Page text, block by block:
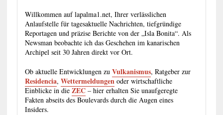
Willkommen auf lapalma1.net, Ihrer verlässlichen
Anlaufstelle für tagesaktuelle Nachrichten, tiefgründige
Reportagen und präzise Berichte von der „Isla Bonita“. Als
Newsman beobachte ich das Geschehen im kanarischen
Archipel seit 30 Jahren direkt vor Ort.
Ob aktuelle Entwicklungen zu Vulkanismus, Ratgeber zur
Residencia, Wettermeldungenoder wirtschaftliche
Einblicke in die ZEC– hier erhalten Sie unaufgeregte
Fakten abseits des Boulevards durch die Augen eines
Insiders.